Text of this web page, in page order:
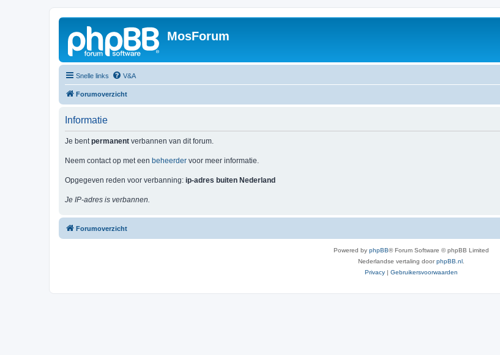
MosForum
Snelle links V&A
Forumoverzicht
Informatie
Je bentpermanent verbannen van dit forum.
Neem contact op met een beheerder voor meer informatie.
Opgegeven reden voor verbanning: ip-adres buiten Nederland
Je IP-adres is verbannen.
Forumoverzicht
Powered by phpBB® Forum Software © phpBB Limited
Nederlandse vertaling doorphpBB.nl
Privacy | Gebruikersvoorwaarden